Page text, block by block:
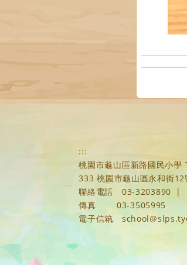
:::
桃園市龜山區新路國民小
333 桃園市龜山區永和街12
聯絡電話
03-3203890
|
傳真
03-3505995
電子信箱